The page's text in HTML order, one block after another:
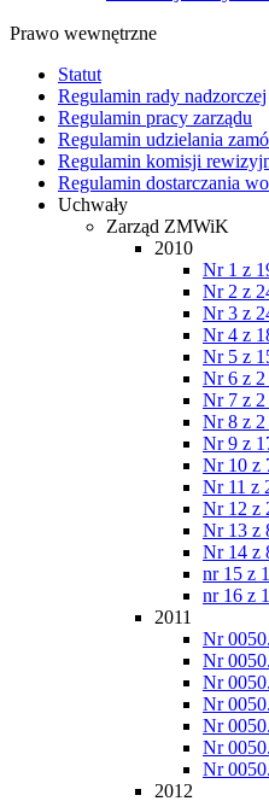
Prawo wewnętrzne
Statut
Regulamin rady nadzorczej
Regulamin pracy zarządu
Regulamin udzielania
Regulamin komisji
Regulamin dostarczania
Uchwały
Zarząd ZMWiK
2010
Nr 1 z
Nr 2 z
Nr 3 z
Nr 4 z
Nr 5 z
Nr 6 z 2
Nr 7 z 2
Nr 8 z 2
Nr 9 z
Nr 10 z
Nr 11 z
Nr 12 z
Nr 13 z
Nr 14 z
nr 15 z
nr 16 z
2011
Nr
Nr
Nr
Nr
Nr
Nr
Nr
2012